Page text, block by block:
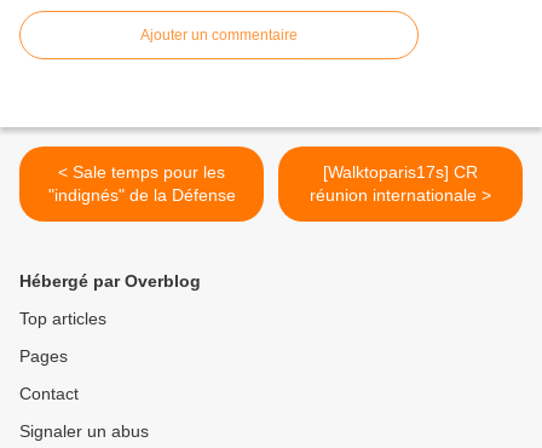
Ajouter un commentaire
< Sale temps pour les
"indignés" de la Défense
[Walktoparis17s] CR
réunion internationale >
Hébergé par Overblog
Top articles
Pages
Contact
Signaler un abus